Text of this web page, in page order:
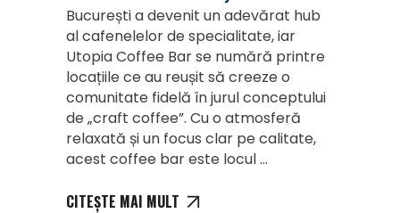
București a devenit un adevărat hub
al cafenelelor de specialitate, iar
Utopia Coffee Bar se numără printre
locațiile ce au reușit să creeze o
comunitate fidelă în jurul conceptului
de „craft coffee”. Cu o atmosferă
relaxată și un focus clar pe calitate,
acest coffee bar este locul
CITEȘTE MAI MULT